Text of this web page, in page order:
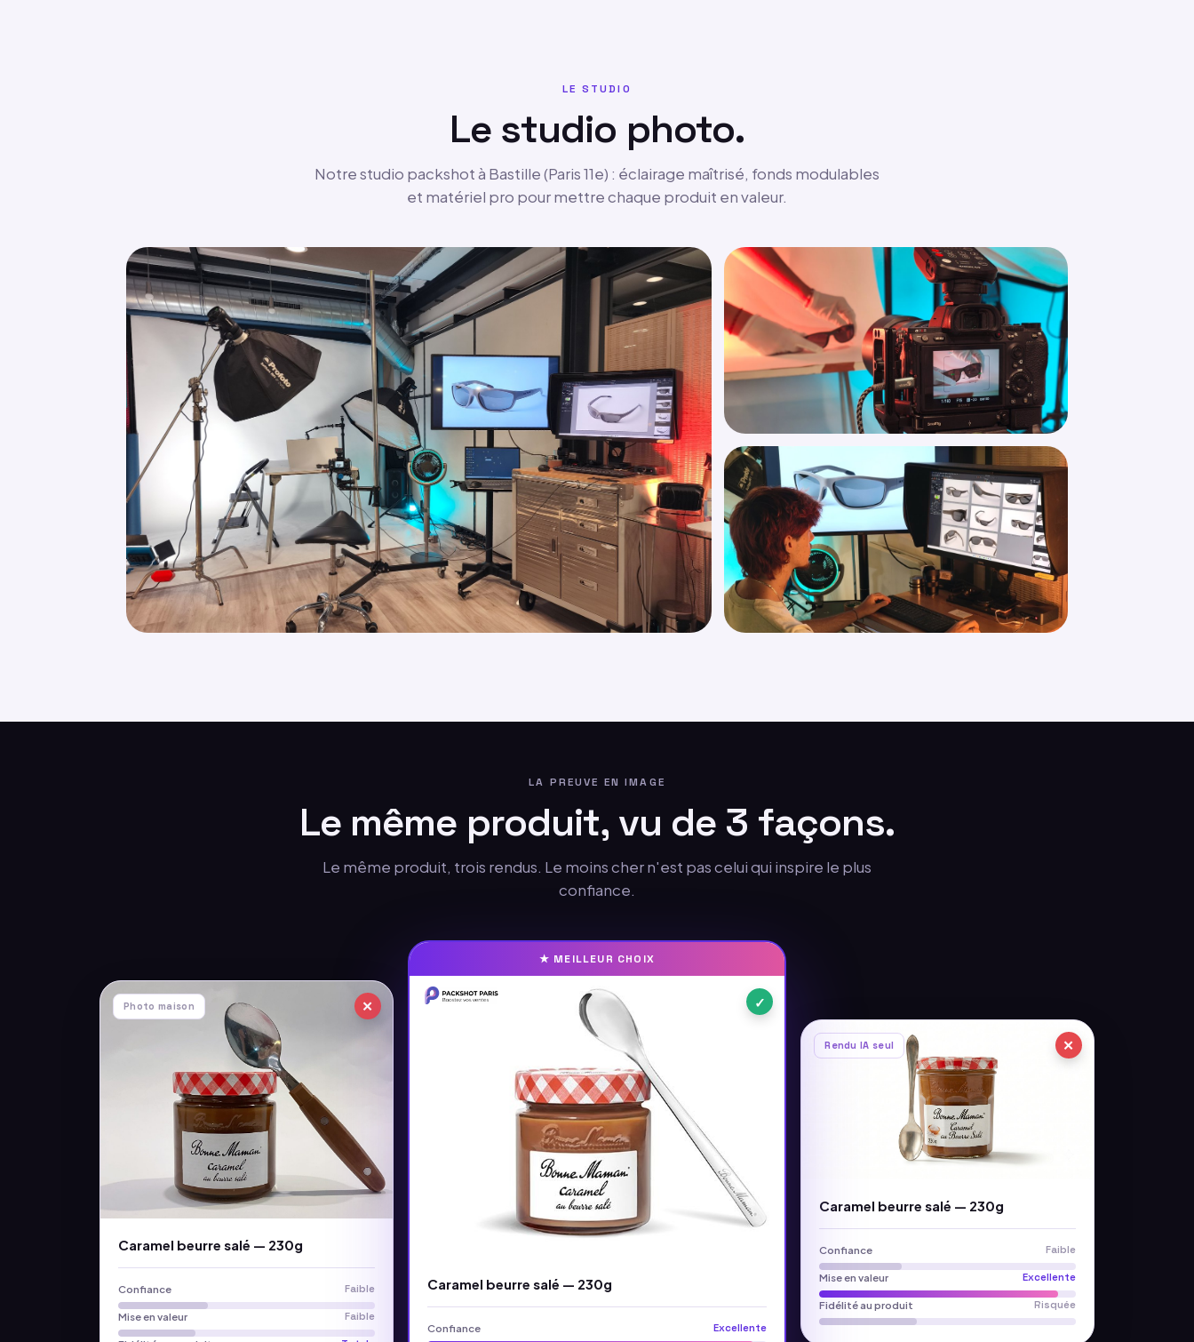
LE STUDIO
Le studio photo.
Notre studio packshot à Bastille (Paris 11e) : éclairage maîtrisé, fonds modulables
et matériel pro pour mettre chaque produit en valeur.
LA PREUVE EN IMAGE
Le même produit, vu de 3 façons.
Le même produit, trois rendus. Le moins cher n'est pas celui qui inspire le plus
confiance.
✕
Photo maison
Caramel beurre salé — 230g
Confiance Faible
Mise en valeur Faible
★ MEILLEUR CHOIX
✓
Caramel beurre salé — 230g
Confiance Excellente
✕
Rendu IA seul
Caramel beurre salé — 230g
Confiance Faible
Mise en valeur Excellente
Fidélité au produit Risquée